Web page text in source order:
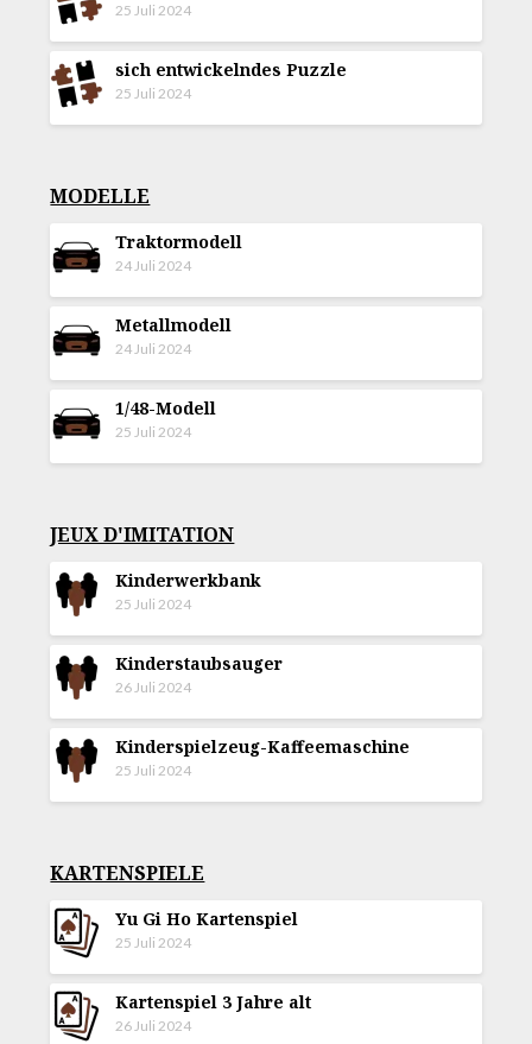
25 Juli 2024
sich entwickelndes Puzzle
25 Juli 2024
MODELLE
Traktormodell
24 Juli 2024
Metallmodell
24 Juli 2024
1/48-Modell
25 Juli 2024
JEUX D'IMITATION
Kinderwerkbank
25 Juli 2024
Kinderstaubsauger
26 Juli 2024
Kinderspielzeug-Kaffeemaschine
25 Juli 2024
KARTENSPIELE
Yu Gi Ho Kartenspiel
25 Juli 2024
Kartenspiel 3 Jahre alt
26 Juli 2024